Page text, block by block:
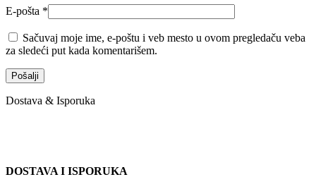
E-pošta *
Sačuvaj moje ime, e-poštu i veb mesto u ovom pregledaču veba
za sledeći put kada komentarišem.
Dostava & Isporuka
DOSTAVA I ISPORUKA